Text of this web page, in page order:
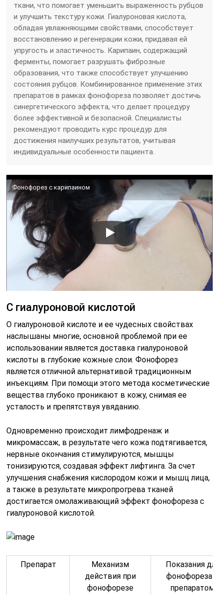
ткани, что помогает уменьшить выраженность рубцов
и улучшить текстуру кожи. Гиалуроновая кислота,
обладая увлажняющими свойствами, способствует
восстановлению и регенерации кожи, придавая ей
упругость и эластичность. Карипаин, содержащий
ферменты, помогает разрушать фиброзные
образования, что также способствует улучшению
состояния рубцов. Комбинированное применение этих
препаратов в рамках фонофореза позволяет достичь
синергетического эффекта, что делает процедуру
более эффективной и безопасной. Специалисты
рекомендуют проводить курс процедур для
достижения наилучших результатов, учитывая
индивидуальные особенности пациента.
Фонофорез с карипаином
С гиалуроновой кислотой
О гиалуроновой кислоте и ее чудесных свойствах
наслышаны многие, основной проблемой при ее
использовании является доставка гиалуроновой
кислоты в глубокие кожные слои. Фонофорез
является отличной альтернативой традиционным
инъекциям. При помощи этого метода косметические
вещества глубоко проникают в кожу, снимая ее
усталость и препятствуя увяданию.
Одновременно происходит лимфодренаж и
микромассаж, в результате чего кожа подтягивается,
нервные окончания стимулируются, мышцы
тонизируются, создавая эффект лифтинга. За счет
улучшения снабжения кислородом кожи и мышц лица,
а также в результате микропрогрева тканей
достигается омолаживающий эффект фонофореза с
гиалуроновой кислотой.
Препарат
Механизм
действия при
фонофорезе
Показания для
фонофореза с
препаратом